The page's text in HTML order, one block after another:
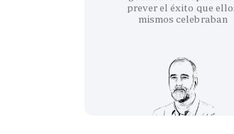
prever el éxito que
mismos celebraban